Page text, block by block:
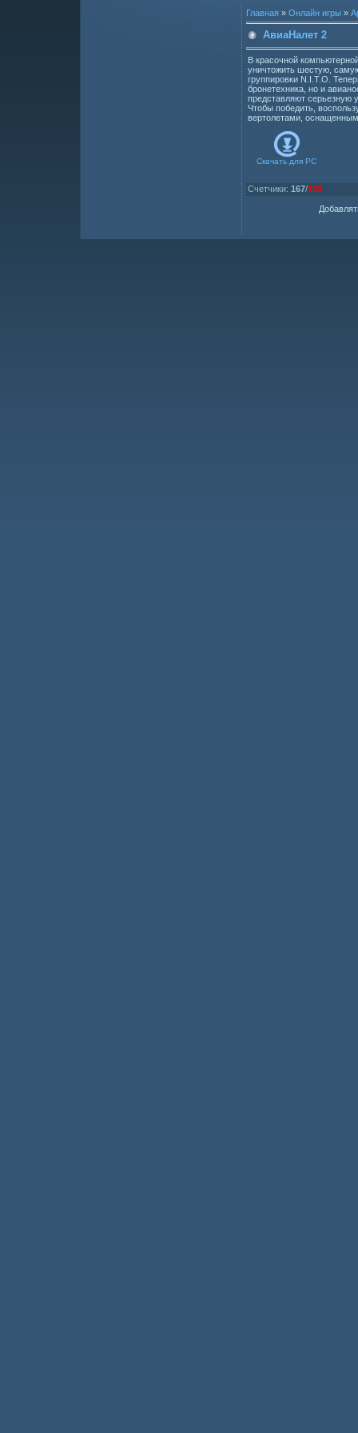
Главная » Онлайн игры »
АвиаНалет 2
В красочной
уничтожить шестую,
группировки N.I.T.O.
бронетехника, но и
представляют серьезную
Чтобы победить,
вертолетами,
Скачать для PC
Счетчики: 167/103